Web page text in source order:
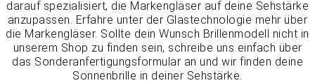
darauf spezialisiert, die Markengläser auf deine Sehstärke
anzupassen. Erfahre unter der Glastechnologie mehr über
die Markengläser. Sollte dein Wunsch Brillenmodell nicht in
unserem Shop zu finden sein, schreibe uns einfach über
das Sonderanfertigungsformular an und wir finden deine
Sonnenbrille in deiner Sehstärke.